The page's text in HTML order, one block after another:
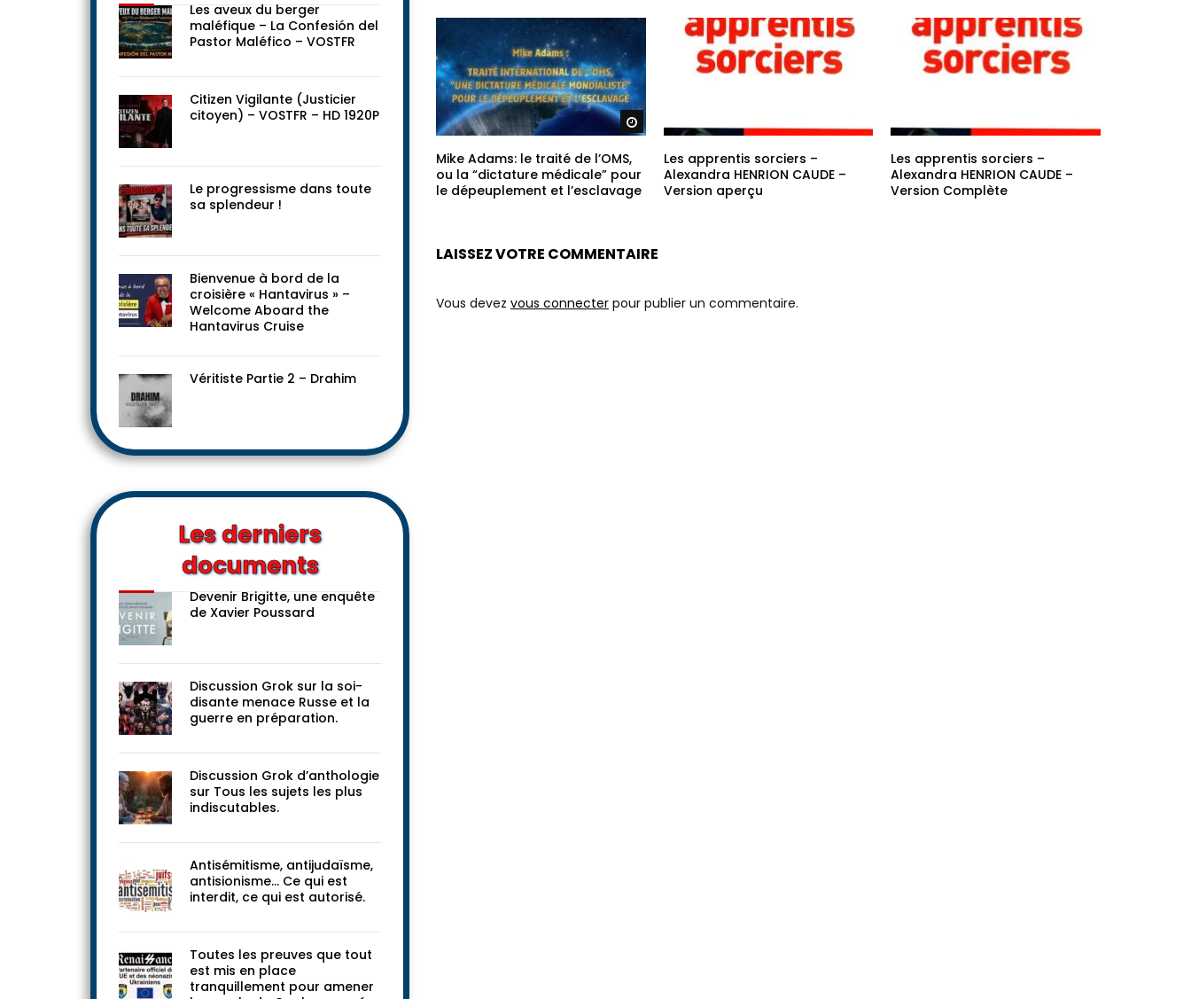
Mike Adams: le traité de l’OMS,
ou la “dictature médicale” pour
le dépeuplement et l’esclavage
Les apprentis sorciers –
Alexandra HENRION CAUDE –
Version aperçu
Les apprentis sorciers –
Alexandra HENRION CAUDE –
Version Complète
LAISSEZ VOTRE COMMENTAIRE
Vous devez vous connecter pour publier un commentaire.
Les aveux du berger
maléfique – La Confesión del
Pastor Maléfico – VOSTFR
Citizen Vigilante (Justicier
citoyen) – VOSTFR – HD 1920P
Le progressisme dans toute
sa splendeur !
Bienvenue à bord de la
croisière « Hantavirus » –
Welcome Aboard the
Hantavirus Cruise
Véritiste Partie 2 – Drahim
Les derniers
documents
Devenir Brigitte, une enquête
de Xavier Poussard
Discussion Grok sur la soi-
disante menace Russe et la
guerre en préparation.
Discussion Grok d’anthologie
sur Tous les sujets les plus
indiscutables.
Antisémitisme, antijudaïsme,
antisionisme… Ce qui est
interdit, ce qui est autorisé.
Toutes les preuves que tout
est mis en place
tranquillement pour amener